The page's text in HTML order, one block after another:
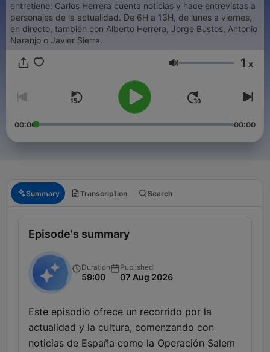
entretiene: Carlos Herrera cuenta noticias y hace entrevistas a
personajes de la actualidad. De 6H a 13H, de lunes a viernes,
en directo, también con Alberto Herrera, Jorge Bustos, Antonio
Naranjo o Javier Sierra.
Volume 1 x
00:00 00:00
Summary Transcription Search
Episode's summary
Duration
59:00
Published
07 Aug 2026
Este episodio ofrece un recorrido por la
actualidad y la cultura, comenzando con
noticias de España como la Operación Salem